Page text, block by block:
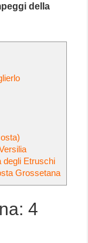
della
degli Etruschi
Grossetana
4